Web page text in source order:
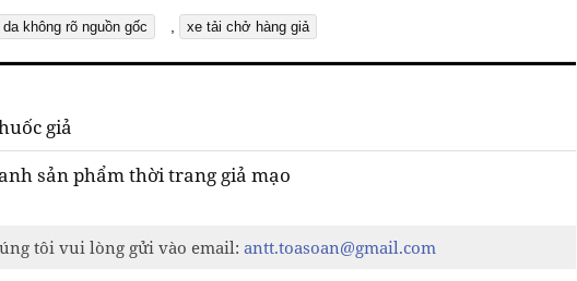
không rõ nguồn gốc xe tải chở hàng giả
giả
sản phẩm thời trang giả mạo
tôi vui lòng gửi vào email: antt.toasoan@gmail.com